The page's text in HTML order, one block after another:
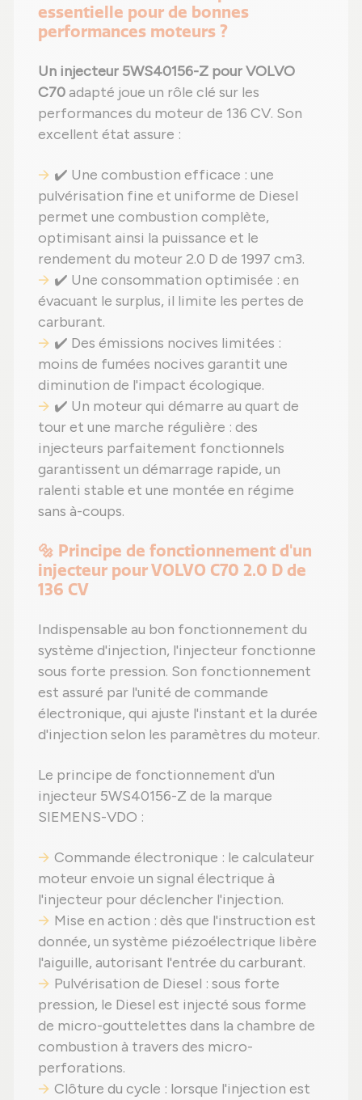
essentielle pour de bonnes
performances moteurs ?
Un injecteur 5WS40156-Z pour VOLVO
C70adapté joue un rôle clé sur les
performances du moteur de 136 CV. Son
excellent état assure :
✔️ Une combustion efficace : une
pulvérisation fine et uniforme de Diesel
permet une combustion complète,
optimisant ainsi la puissance et le
rendement du moteur 2.0 D de 1997 cm3.
✔️ Une consommation optimisée : en
évacuant le surplus, il limite les pertes de
carburant.
✔️ Des émissions nocives limitées :
moins de fumées nocives garantit une
diminution de l'impact écologique.
✔️ Un moteur qui démarre au quart de
tour et une marche régulière : des
injecteurs parfaitement fonctionnels
garantissent un démarrage rapide, un
ralenti stable et une montée en régime
sans à-coups.
🔩 Principe de fonctionnement d'un
injecteur pour VOLVO C70 2.0 D de
136 CV
Indispensable au bon fonctionnement du
système d'injection, l'injecteur fonctionne
sous forte pression. Son fonctionnement
est assuré par l'unité de commande
électronique, qui ajuste l'instant et la durée
d'injection selon les paramètres du moteur.
Le principe de fonctionnement d'un
injecteur 5WS40156-Z de la marque
SIEMENS-VDO :
Commande électronique : le calculateur
moteur envoie un signal électrique à
l'injecteur pour déclencher l'injection.
Mise en action : dès que l'instruction est
donnée, un système piézoélectrique libère
l'aiguille, autorisant l'entrée du carburant.
Pulvérisation de Diesel : sous forte
pression, le Diesel est injecté sous forme
de micro-gouttelettes dans la chambre de
combustion à travers des micro-
perforations.
Clôture du cycle : lorsque l'injection est